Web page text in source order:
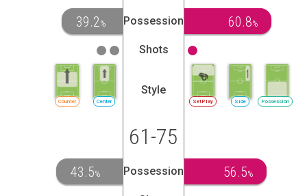
39.2% Possession 60.8%
Shots
Center
Counter
Style
SetPlay Side Possession
61-75
43.5% Possession 56.5%